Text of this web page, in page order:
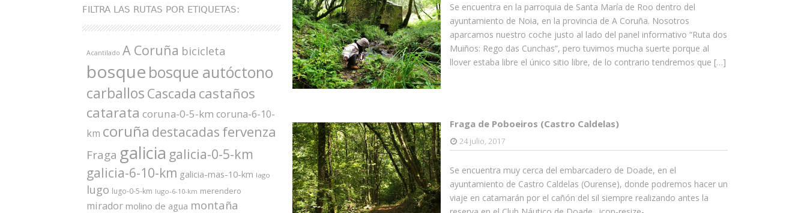
Se encuentra en la parroquia de Santa María de Roo dentro del
ayuntamiento de Noia, en la provincia de A Coruña. Nosotros
aparcamos nuestro coche justo al lado del panel informativo “Ruta dos
Muiños: Rego das Cunchas”, pero tuvimos mucha suerte porque al
llover estaba libre el único sitio libre, de lo contrario tendremos que […]
Fraga de Poboeiros (Castro Caldelas)
24 julio, 2017
Se encuentra muy cerca del embarcadero de Doade, en el
ayuntamiento de Castro Caldelas (Ourense), donde podremos hacer un
viaje en catamarán por el cañón del sil siempre realizando antes la
FILTRA LAS RUTAS POR ETIQUETAS:
Acantilado A Coruña bicicleta
bosque bosque autóctono
carballos Cascada castaños
catarata coruna-0-5-km coruna-6-10-
km coruña destacadas fervenza
Fraga galicia galicia-0-5-km
galicia-6-10-km galicia-mas-10-km lago
lugo lugo-0-5-km lugo-6-10-km merendero
mirador molino de agua montaña